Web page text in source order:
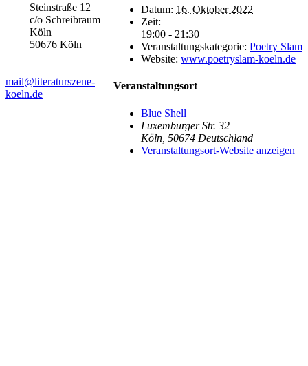
Datum: 16. Oktober 2022
Zeit:
19:00 - 21:30
Veranstaltungskategorie: Poetry Slam
Website: www.poetryslam-koeln.de
Veranstaltungsort
Blue Shell
Luxemburger Str. 32
Köln 50674 Deutschland
Veranstaltungsort-Website anzeigen
Steinstraße 12
c/o Schreibraum
Köln
50676 Köln
mail@literaturszene-
koeln.de